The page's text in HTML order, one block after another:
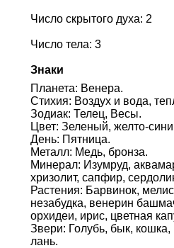
Число скрытого духа: 2
Число тела: 3
Знаки
Планета: Венера.
Стихия: Воздух и вода,
Зодиак: Телец, Весы.
Цвет: Зеленый, желто-
День: Пятница.
Металл: Медь, бронза.
Минерал: Изумруд,
хризолит, сапфир,
Растения: Барвинок,
незабудка, венерин
орхидеи, ирис, цветная
Звери: Голубь, бык, кошка,
лань.